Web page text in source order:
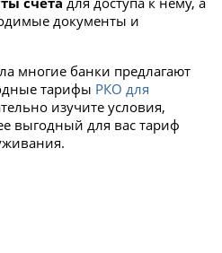
документы и
многие банки предлагают
тарифы РКО для
изучите условия,
выгодный для вас тариф